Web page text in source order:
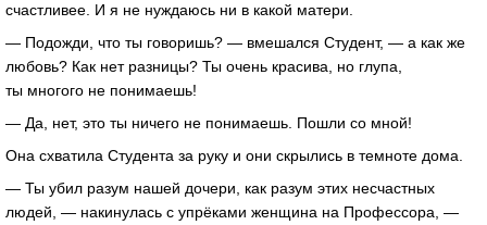
счастливее. И я не нуждаюсь ни в какой матери.
— Подожди, что ты говоришь? — вмешался Студент, — а как же
любовь? Как нет разницы? Ты очень красива, но глупа,
ты многого не понимаешь!
— Да, нет, это ты ничего не понимаешь. Пошли со мной!
Она схватила Студента за руку и они скрылись в темноте дома.
— Ты убил разум нашей дочери, как разум этих несчастных
людей, — накинулась с упрёками женщина на Профессора, —